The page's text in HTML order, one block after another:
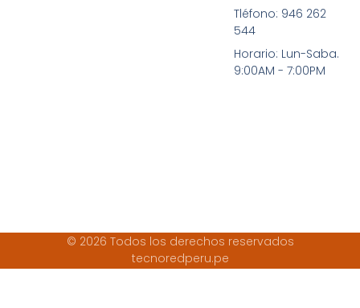
Tléfono: 946 262
544
Horario: Lun-Saba.
9:00AM - 7:00PM
© 2026 Todos los derechos reservados
tecnoredperu.pe